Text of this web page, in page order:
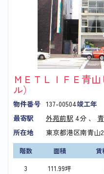
ＭＥＴＬＩＦＥ青
ル）
物件番号 137-00504竣工年
最寄駅
外苑前駅 4分 、
所在地
東京都港区南青山
階数 面積
3
111.99坪